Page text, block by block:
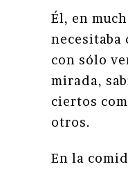
Él, en
necesitaba
con sólo
mirada,
ciertos
otros.
En la